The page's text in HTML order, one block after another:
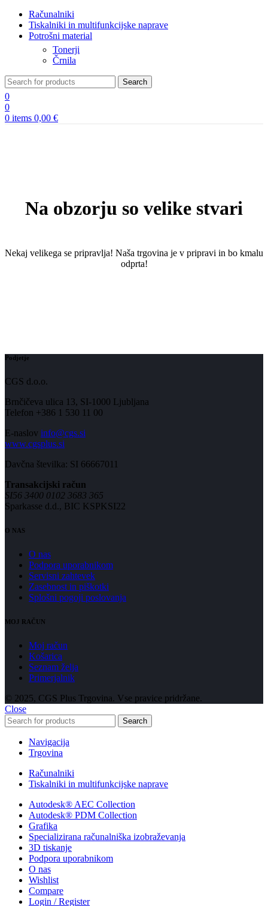
Računalniki
Tiskalniki in multifunkcijske naprave
Potrošni material
Tonerji
Črnila
Search
0
0
0 items 0,00 €
Na obzorju so velike stvari
Nekaj ​​velikega se pripravlja! Naša trgovina je v pripravi in ​​bo kmalu
odprta!
Podjetje
CGS d.o.o.
Brnčičeva ulica 13, SI-1000 Ljubljana
Telefon +386 1 530 11 00
E-naslov info@cgs.si
www.cgsplus.si
Davčna številka: SI 66667011
Transakcijski račun
SI56 3400 0102 3683 365
Sparkasse d.d., BIC KSPKSI22
O NAS
O nas
Podpora uporabnikom
Servisni zahtevek
Zasebnost in piškotki
Splošni pogoji poslovanja
MOJ RAČUN
Moj račun
Košarica
Seznam želja
Primerjalnik
© 2025, CGS Plus Trgovina. Vse pravice pridržane.
Close
Search
Navigacija
Trgovina
Računalniki
Tiskalniki in multifunkcijske naprave
Autodesk® AEC Collection
Autodesk® PDM Collection
Grafika
Specializirana računalniška izobraževanja
3D tiskanje
Podpora uporabnikom
O nas
Wishlist
Compare
Login / Register